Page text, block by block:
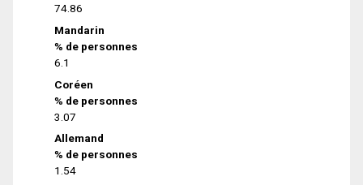
74.86
Mandarin
% de personnes
6.1
Coréen
% de personnes
3.07
Allemand
% de personnes
1.54